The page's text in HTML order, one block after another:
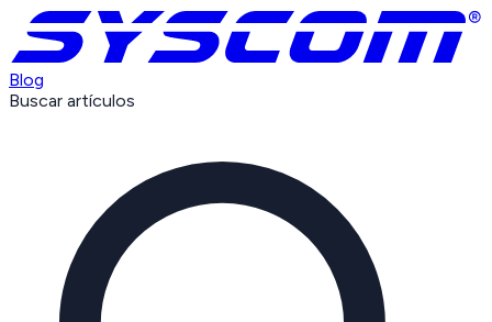
Blog
Buscar artículos